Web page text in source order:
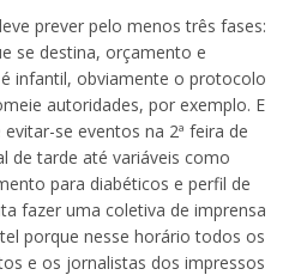
prever pelo menos três fases:
se destina, orçamento e
infantil, obviamente o protocolo
autoridades, por exemplo. E
se eventos na 2ª feira de
de tarde até variáveis como
para diabéticos e perfil de
fazer uma coletiva de imprensa
porque nesse horário todos os
e os jornalistas dos impressos